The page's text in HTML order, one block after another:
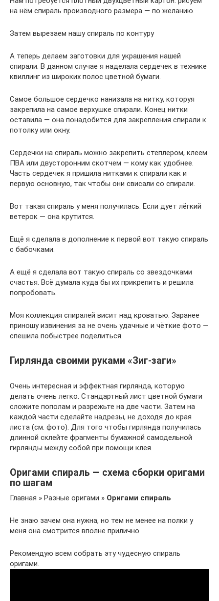
на нём спираль производного размера — по желанию.
Затем вырезаем нашу спираль по контуру
А теперь делаем заготовки для украшения нашей
спирали. В данном случае я наделала сердечек в технике
квиллинг из широких полос цветной бумаги.
Самое большое сердечко нанизала на нитку, которуя
закрепила на самое верхушке спирали. Конец нитки
оставила — она понадобится для закрепления спирали к
потолку или окну.
Сердечки на спираль можно закрепить степлером, клеем
ПВА или двусторонним скотчем — кому как удобнее.
Часть сердечек я пришила нитками к спирали как и
первую основную, так чтобы они свисали со спирали.
Вот такая спираль у меня получилась. Если дует лёгкий
ветерок — она крутится.
Ещё я сделала в дополнение к первой вот такую спираль
с бабочками.
А ещё я сделала вот такую спираль со звездочками
счастья. Всё думала куда бы их прикрепить и решила
попробовать.
Моя коллекция спиралей висит над кроватью. Заранее
приношу извинения за не очень удачные и чёткие фото —
спешила побыстрее поделиться.
Гирлянда своими руками «Зиг-заги»
Очень интересная и эффектная гирлянда, которую
делать очень легко. Стандартный лист цветной бумаги
сложите пополам и разрежьте на две части. Затем на
каждой части сделайте надрезы, не доходя до края
листа (см. фото). Для того чтобы гирлянда получилась
длинной склейте фрагменты бумажной самодельной
гирлянды между собой при помощи клея.
Оригами спираль — схема сборки оригами
по шагам
Главная » Разные оригами » Оригами спираль
Не знаю зачем она нужна, но тем не менее на полки у
меня она смотрится вполне прилично
Рекомендую всем собрать эту чудесную спираль
оригами.